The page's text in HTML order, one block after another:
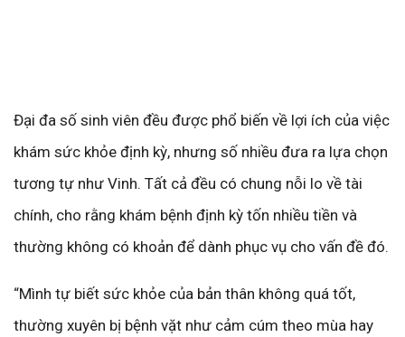
Đại đa số sinh viên đều được phổ biến về lợi ích của việc
khám sức khỏe định kỳ, nhưng số nhiều đưa ra lựa chọn
tương tự như Vinh. Tất cả đều có chung nỗi lo về tài
chính, cho rằng khám bệnh định kỳ tốn nhiều tiền và
thường không có khoản để dành phục vụ cho vấn đề đó.
“Mình tự biết sức khỏe của bản thân không quá tốt,
thường xuyên bị bệnh vặt như cảm cúm theo mùa hay